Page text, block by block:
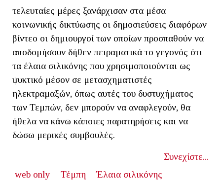
τελευταίες μέρες ξανάρχισαν στα μέσα
κοινωνικής δικτύωσης οι δημοσιεύσεις διαφόρων
βίντεο οι δημιουργοί των οποίων προσπαθούν να
αποδομήσουν δήθεν πειραματικά το γεγονός ότι
τα έλαια σιλικόνης που χρησιμοποιούνται ως
ψυκτικό μέσον σε μετασχηματιστές
ηλεκτραμαξών, όπως αυτές του δυστυχήματος
των Τεμπών, δεν μπορούν να αναφλεγούν, θα
ήθελα να κάνω κάποιες παρατηρήσεις και να
δώσω μερικές συμβουλές.
Συνεχίστε...
web only
Τέμπη Έλαια σιλικόνης